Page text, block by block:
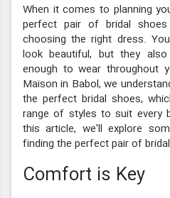
When it comes to planning
perfect pair of bridal
choosing the right dress.
look beautiful, but they
enough to wear throughout
Maison in Babol, we
the perfect bridal shoes,
range of styles to suit every
this article, we'll explore
finding the perfect pair of
Comfort is Key